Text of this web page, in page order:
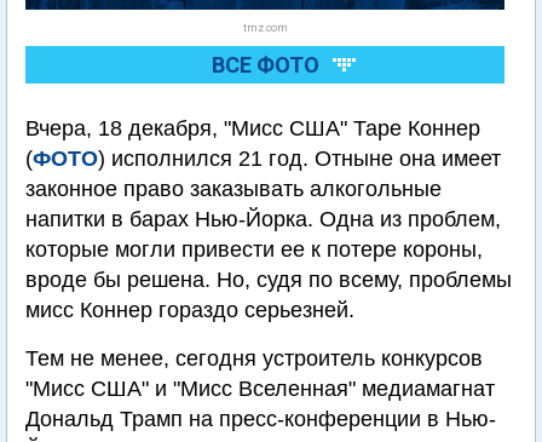
tmz.com
ВСЕ ФОТО
Вчера, 18 декабря, "Мисс США" Таре Коннер
(ФОТО) исполнился 21 год. Отныне она имеет
законное право заказывать алкогольные
напитки в барах Нью-Йорка. Одна из проблем,
которые могли привести ее к потере короны,
вроде бы решена. Но, судя по всему, проблемы
мисс Коннер гораздо серьезней.
Тем не менее, сегодня устроитель конкурсов
"Мисс США" и "Мисс Вселенная" медиамагнат
Дональд Трамп на пресс-конференции в Нью-